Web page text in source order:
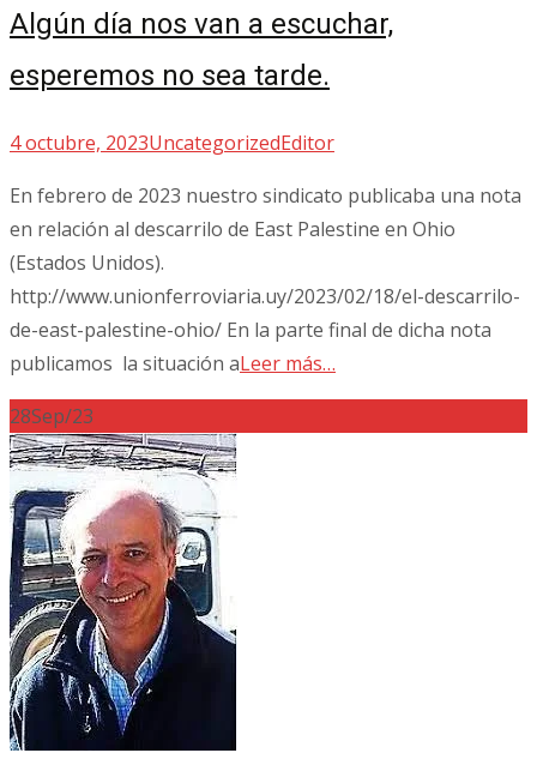
Algún día nos van a escuchar,
esperemos no sea tarde.
4 octubre, 2023UncategorizedEditor
En febrero de 2023 nuestro sindicato publicaba una nota
en relación al descarrilo de East Palestine en Ohio
(Estados Unidos).
http://www.unionferroviaria.uy/2023/02/18/el-descarrilo-
de-east-palestine-ohio/ En la parte final de dicha nota
publicamos la situación aLeer más…
28Sep/23